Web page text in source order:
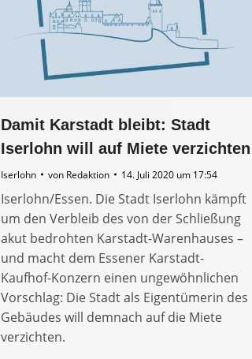
Damit Karstadt bleibt: Stadt
Iserlohn will auf Miete verzichten
Iserlohn von Redaktion 14. Juli 2020 um 17:54
Iserlohn/Essen. Die Stadt Iserlohn kämpft
um den Verbleib des von der Schließung
akut bedrohten Karstadt-Warenhauses –
und macht dem Essener Karstadt-
Kaufhof-Konzern einen ungewöhnlichen
Vorschlag: Die Stadt als Eigentümerin des
Gebäudes will demnach auf die Miete
verzichten.